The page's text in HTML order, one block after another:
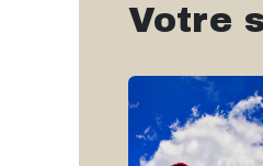
Votre